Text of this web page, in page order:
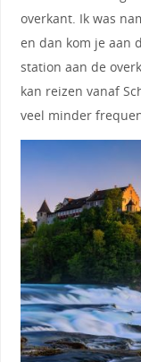
overkant. Ik was
en dan kom je aan
station aan de
kan reizen vanaf
veel minder